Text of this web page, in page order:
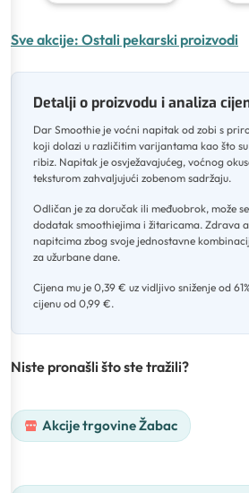
Sve akcije: Ostali pekarski proizvodi
Detalji o proizvodu i analiza
Dar Smoothie je voćni napitak od zobi s
koji dolazi u različitim varijantama kao što
ribiz. Napitak je osvježavajućeg, voćnog
teksturom zahvaljujući zobenom sadržaju.
Odličan je za doručak ili međuobrok, može
dodatak smoothiejima i žitaricama. Zdrava
napitcima zbog svoje jednostavne
za užurbane dane.
Cijena mu je 0,39 € uz vidljivo sniženje od
cijenu od 0,99 €.
Niste pronašli što ste tražili?
Akcije trgovine Žabac